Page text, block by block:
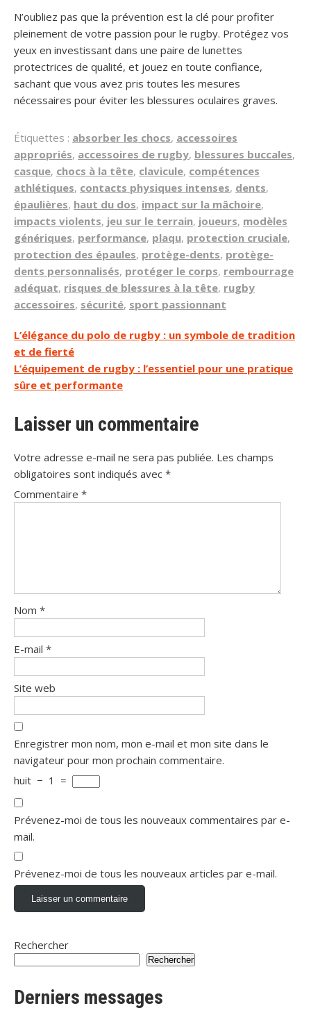
N’oubliez pas que la prévention est la clé pour profiter
pleinement de votre passion pour le rugby. Protégez vos
yeux en investissant dans une paire de lunettes
protectrices de qualité, et jouez en toute confiance,
sachant que vous avez pris toutes les mesures
nécessaires pour éviter les blessures oculaires graves.
Étiquettes : absorber les chocs, accessoires
appropriés, accessoires de rugby, blessures buccales,
casque, chocs à la tête, clavicule, compétences
athlétiques, contacts physiques intenses, dents,
épaulières, haut du dos, impact sur la mâchoire,
impacts violents, jeu sur le terrain, joueurs, modèles
génériques, performance, plaqu, protection cruciale,
protection des épaules, protège-dents, protège-
dents personnalisés, protéger le corps, rembourrage
adéquat, risques de blessures à la tête, rugby
accessoires, sécurité, sport passionnant
Navigation
de
l’article
L’élégance du polo de rugby : un symbole de tradition
et de fierté
L’équipement de rugby : l’essentiel pour une pratique
sûre et performante
Laisser un commentaire
Votre adresse e-mail ne sera pas publiée. Les champs
obligatoires sont indiqués avec *
Commentaire *
Nom *
E-mail *
Site web
Enregistrer mon nom, mon e-mail et mon site dans le
navigateur pour mon prochain commentaire.
huit − 1 =
Prévenez-moi de tous les nouveaux commentaires par e-
mail.
Prévenez-moi de tous les nouveaux articles par e-mail.
Rechercher
Rechercher
Derniers messages